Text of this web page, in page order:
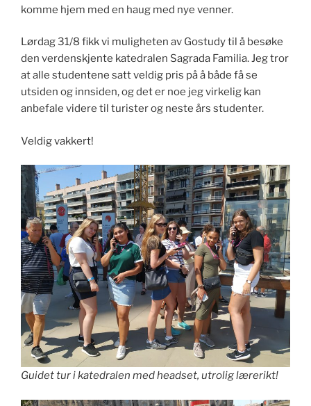
komme hjem med en haug med nye venner.
Lørdag 31/8 fikk vi muligheten av Gostudy til å besøke
den verdenskjente katedralen Sagrada Familia. Jeg tror
at alle studentene satt veldig pris på å både få se
utsiden og innsiden, og det er noe jeg virkelig kan
anbefale videre til turister og neste års studenter.
Veldig vakkert!
Guidet tur i katedralen med headset, utrolig lærerikt!